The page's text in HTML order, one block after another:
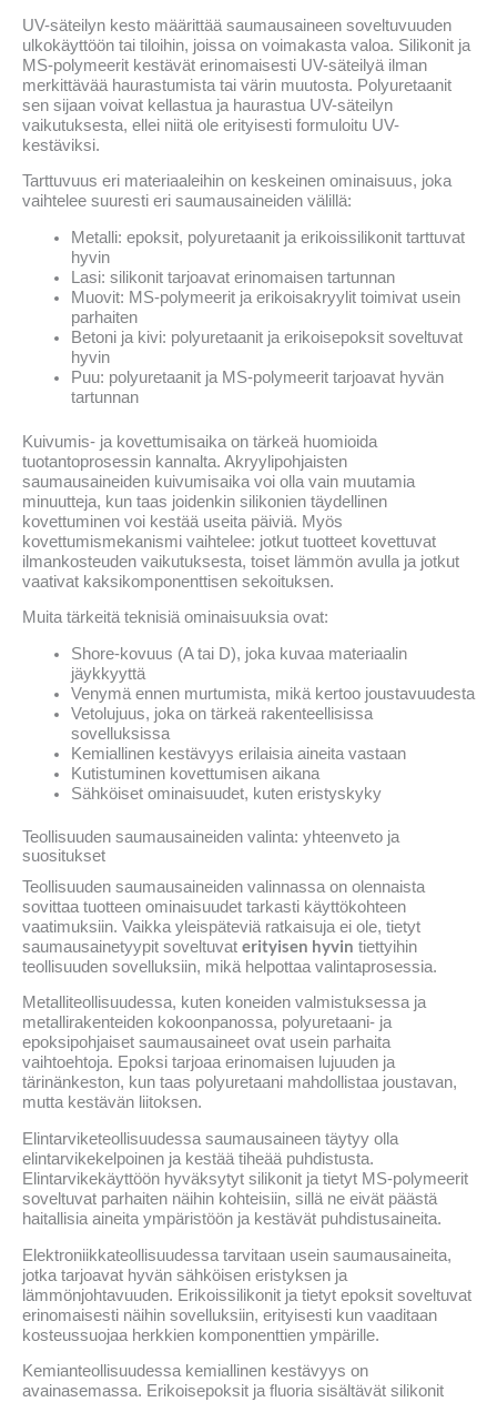
UV-säteilyn kesto määrittää saumausaineen soveltuvuuden
ulkokäyttöön tai tiloihin, joissa on voimakasta valoa. Silikonit ja
MS-polymeerit kestävät erinomaisesti UV-säteilyä ilman
merkittävää haurastumista tai värin muutosta. Polyuretaanit
sen sijaan voivat kellastua ja haurastua UV-säteilyn
vaikutuksesta, ellei niitä ole erityisesti formuloitu UV-
kestäviksi.
Tarttuvuus eri materiaaleihin on keskeinen ominaisuus, joka
vaihtelee suuresti eri saumausaineiden välillä:
Metalli: epoksit, polyuretaanit ja erikoissilikonit tarttuvat
hyvin
Lasi: silikonit tarjoavat erinomaisen tartunnan
Muovit: MS-polymeerit ja erikoisakryylit toimivat usein
parhaiten
Betoni ja kivi: polyuretaanit ja erikoisepoksit soveltuvat
hyvin
Puu: polyuretaanit ja MS-polymeerit tarjoavat hyvän
tartunnan
Kuivumis- ja kovettumisaika on tärkeä huomioida
tuotantoprosessin kannalta. Akryylipohjaisten
saumausaineiden kuivumisaika voi olla vain muutamia
minuutteja, kun taas joidenkin silikonien täydellinen
kovettuminen voi kestää useita päiviä. Myös
kovettumismekanismi vaihtelee: jotkut tuotteet kovettuvat
ilmankosteuden vaikutuksesta, toiset lämmön avulla ja jotkut
vaativat kaksikomponenttisen sekoituksen.
Muita tärkeitä teknisiä ominaisuuksia ovat:
Shore-kovuus (A tai D), joka kuvaa materiaalin
jäykkyyttä
Venymä ennen murtumista, mikä kertoo joustavuudesta
Vetolujuus, joka on tärkeä rakenteellisissa
sovelluksissa
Kemiallinen kestävyys erilaisia aineita vastaan
Kutistuminen kovettumisen aikana
Sähköiset ominaisuudet, kuten eristyskyky
Teollisuuden saumausaineiden valinta: yhteenveto ja
suositukset
Teollisuuden saumausaineiden valinnassa on olennaista
sovittaa tuotteen ominaisuudet tarkasti käyttökohteen
vaatimuksiin. Vaikka yleispäteviä ratkaisuja ei ole, tietyt
saumausainetyypit soveltuvat erityisen hyvin tiettyihin
teollisuuden sovelluksiin, mikä helpottaa valintaprosessia.
Metalliteollisuudessa, kuten koneiden valmistuksessa ja
metallirakenteiden kokoonpanossa, polyuretaani- ja
epoksipohjaiset saumausaineet ovat usein parhaita
vaihtoehtoja. Epoksi tarjoaa erinomaisen lujuuden ja
tärinänkeston, kun taas polyuretaani mahdollistaa joustavan,
mutta kestävän liitoksen.
Elintarviketeollisuudessa saumausaineen täytyy olla
elintarvikekelpoinen ja kestää tiheää puhdistusta.
Elintarvikekäyttöön hyväksytyt silikonit ja tietyt MS-polymeerit
soveltuvat parhaiten näihin kohteisiin, sillä ne eivät päästä
haitallisia aineita ympäristöön ja kestävät puhdistusaineita.
Elektroniikkateollisuudessa tarvitaan usein saumausaineita,
jotka tarjoavat hyvän sähköisen eristyksen ja
lämmönjohtavuuden. Erikoissilikonit ja tietyt epoksit soveltuvat
erinomaisesti näihin sovelluksiin, erityisesti kun vaaditaan
kosteussuojaa herkkien komponenttien ympärille.
Kemianteollisuudessa kemiallinen kestävyys on
avainasemassa. Erikoisepoksit ja fluoria sisältävät silikonit